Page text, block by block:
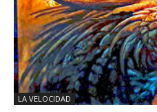
LA VELOCIDAD